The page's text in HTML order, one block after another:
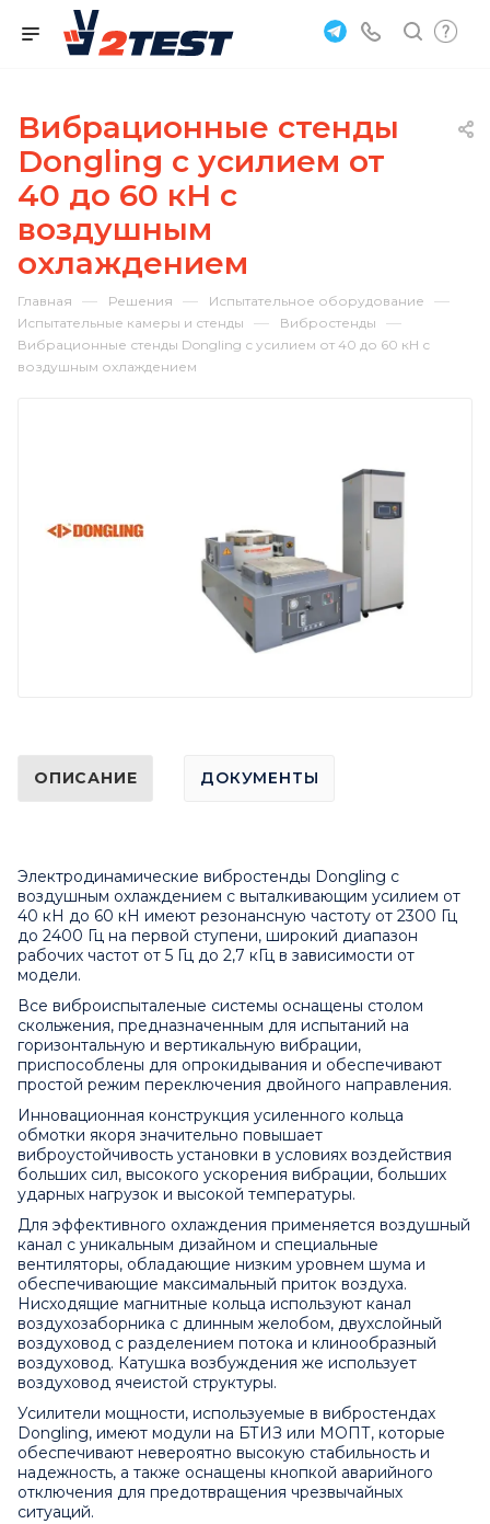
Вибрационные стенды
Dongling с усилием от
40 до 60 кН с
воздушным
охлаждением
Главная — Решения — Испытательное оборудование —
Испытательные камеры и стенды — Вибростенды —
Вибрационные стенды Dongling с усилием от 40 до 60 кН с
воздушным охлаждением
ОПИСАНИЕ ДОКУМЕНТЫ
Электродинамические вибростенды Dongling с
воздушным охлаждением с выталкивающим усилием от
40 кН до 60 кН имеют резонансную частоту от 2300 Гц
до 2400 Гц на первой ступени, широкий диапазон
рабочих частот от 5 Гц до 2,7 кГц в зависимости от
модели.
Все виброиспыталеные системы оснащены столом
скольжения, предназначенным для испытаний на
горизонтальную и вертикальную вибрации,
приспособлены для опрокидывания и обеспечивают
простой режим переключения двойного направления.
Инновационная конструкция усиленного кольца
обмотки якоря значительно повышает
виброустойчивость установки в условиях воздействия
больших сил, высокого ускорения вибрации, больших
ударных нагрузок и высокой температуры.
Для эффективного охлаждения применяется воздушный
канал с уникальным дизайном и специальные
вентиляторы, обладающие низким уровнем шума и
обеспечивающие максимальный приток воздуха.
Нисходящие магнитные кольца используют канал
воздухозаборника с длинным желобом, двухслойный
воздуховод с разделением потока и клинообразный
воздуховод. Катушка возбуждения же использует
воздуховод ячеистой структуры.
Усилители мощности, используемые в вибростендах
Dongling, имеют модули на БТИЗ или МОПТ, которые
обеспечивают невероятно высокую стабильность и
надежность, а также оснащены кнопкой аварийного
отключения для предотвращения чрезвычайных
ситуаций.